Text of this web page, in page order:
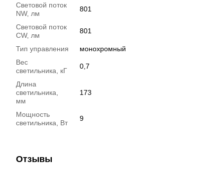
Световой поток
NW, лм
801
Световой поток
CW, лм
801
Тип управления
монохромный
Вес
светильника, кГ
0,7
Длина
светильника,
мм
173
Мощность
светильника, Вт
9
Отзывы